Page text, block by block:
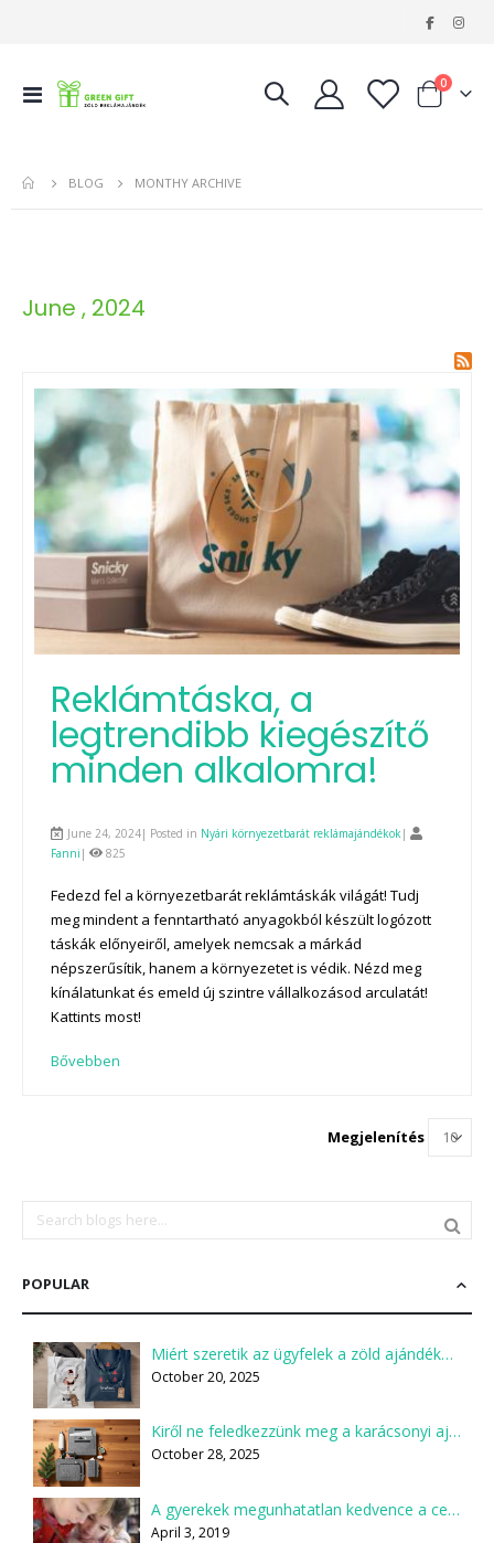
Navigáció
Kosár
0tételeket
BLOG MONTHY ARCHIVE
June , 2024
Reklámtáska, a
legtrendibb kiegészítő
minden alkalomra!
June 24, 2024| Posted in Nyári környezetbarát reklámajándékok |
Fanni | 825
Fedezd fel a környezetbarát reklámtáskák világát! Tudj
meg mindent a fenntartható anyagokból készült logózott
táskák előnyeiről, amelyek nemcsak a márkád
népszerűsítik, hanem a környezetet is védik. Nézd meg
kínálatunkat és emeld új szintre vállalkozásod arculatát!
Kattints most!
Bővebben
Megjelenítés
POPULAR
Miért szeretik az ügyfelek a zöld ajándékokat?
October 20, 2025
Kiről ne feledkezzünk meg a karácsonyi ajándékcsomagok összeállításakor?
October 28, 2025
A gyerekek megunhatatlan kedvence a ceruza
April 3, 2019